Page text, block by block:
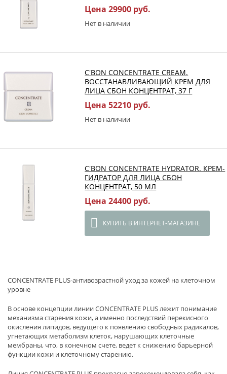
Цена 29900 руб.
Нет в наличии
C'BON CONCENTRATE CREAM.
ВОССТАНАВЛИВАЮЩИЙ КРЕМ ДЛЯ
ЛИЦА СБОН КОНЦЕНТРАТ, 37 Г
Цена 52210 руб.
Нет в наличии
C'BON CONCENTRATE HYDRATOR. КРЕМ-
ГИДРАТОР ДЛЯ ЛИЦА СБОН
КОНЦЕНТРАТ, 50 МЛ
Цена 24400 руб.
КУПИТЬ В ИНТЕРНЕТ-МАГАЗИНЕ
CONCENTRATE PLUS-антивозрастной уход за кожей на клеточном
уровне
В основе концепции линии CONCENTRATE PLUS лежит понимание
механизма старения кожи, а именно последствий перекисного
окисления липидов, ведущего к появлению свободных радикалов,
угнетающих метаболизм клеток, нарушающих клеточные
мембраны, что, в конечном счете, ведет к снижению барьерной
функции кожи и клеточному старению.